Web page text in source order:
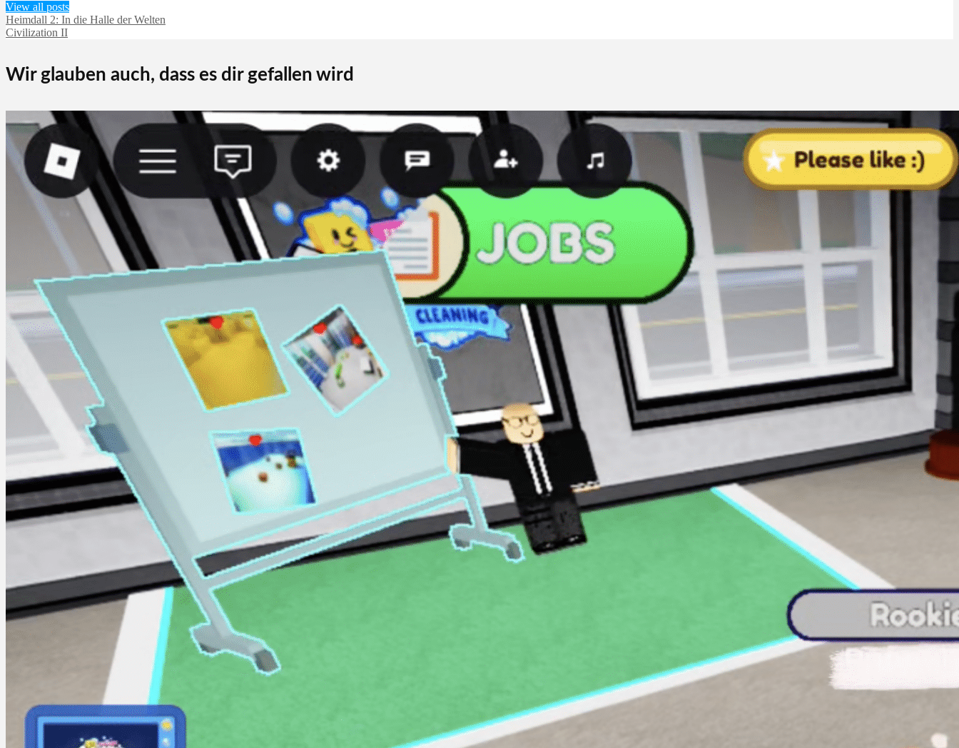
View all posts
Heimdall 2: In die Halle der Welten
Civilization II
Wir glauben auch, dass es dir gefallen wird